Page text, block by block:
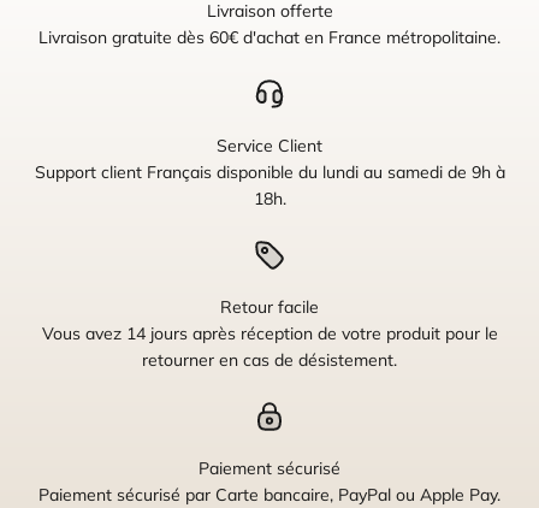
Livraison offerte
Livraison gratuite dès 60€ d'achat en France métropolitaine.
Service Client
Support client Français disponible du lundi au samedi de 9h à
18h.
Retour facile
Vous avez 14 jours après réception de votre produit pour le
retourner en cas de désistement.
Paiement sécurisé
Paiement sécurisé par Carte bancaire, PayPal ou Apple Pay.